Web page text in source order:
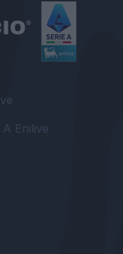
Enilive